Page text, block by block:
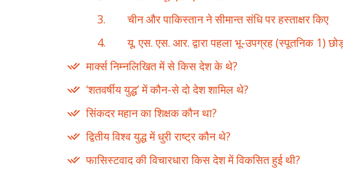
चीन और पाकिस्तान ने सीमान्त संधि पर हस्ताक्षर किए
यू. एस. एस. आर. द्वारा पहला भू-उपग्रह (स्पूतनिक 1)
मार्क्स निम्नलिखित में से किस देश के थे?
‘शतवर्षीय युद्ध’ में कौन-से दो देश शामिल थे?
सिंकदर महान का शिक्षक कौन था?
द्वितीय विश्व युद्ध में धुरी राष्ट्र कौन थे?
फासिस्टवाद की विचारधारा किस देश में विकसित हुई थी?